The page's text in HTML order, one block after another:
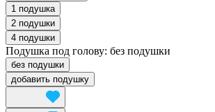
1 подушка
2 подушки
4 подушки
Подушка под голову: без подушки
без подушки
добавить подушку